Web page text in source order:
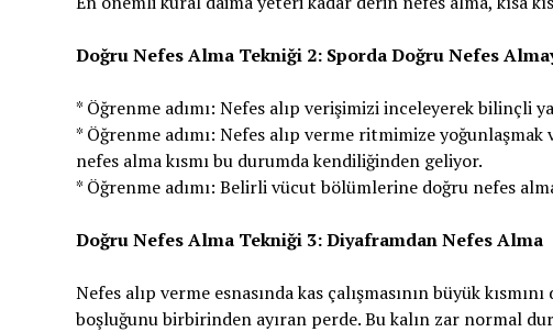
Doğru Nefes Alma Tekniği 2: Sporda Doğru Nefes
* Öğrenme adımı: Nefes alıp verişimizi inceleyerek bilinçli
* Öğrenme adımı: Nefes alıp verme ritmimize
nefes alma kısmı bu durumda kendiliğinden geliyor.
* Öğrenme adımı: Belirli vücut bölümlerine doğru nefes
Doğru Nefes Alma Tekniği 3: Diyaframdan Nefes Alma
Nefes alıp verme esnasında kas çalışmasının büyük
boşluğunu birbirinden ayıran perde. Bu kalın zar normal